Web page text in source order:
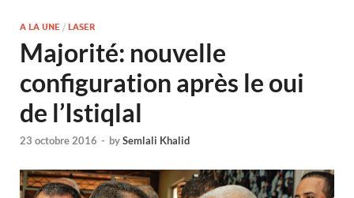
A LA UNE / LASER
Majorité: nouvelle
configuration après le oui
de l’Istiqlal
23 octobre 2016 - bySemlali Khalid